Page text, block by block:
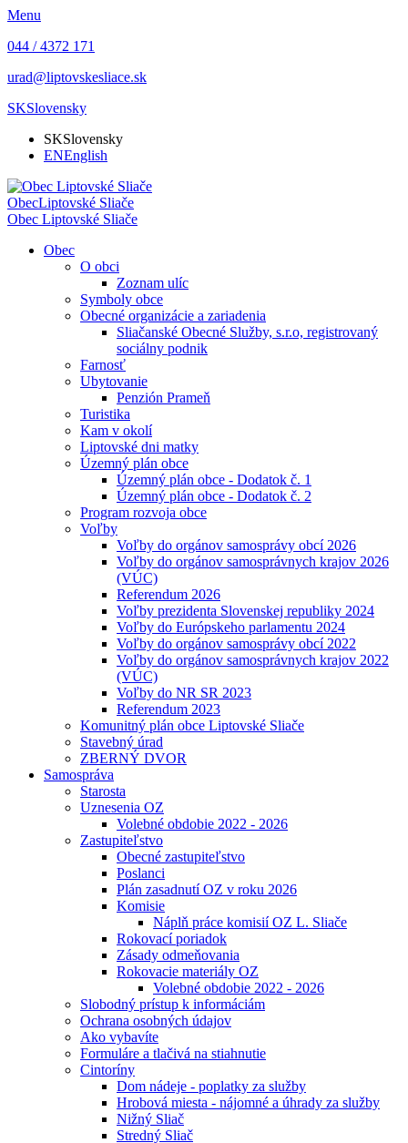
Menu
044 / 4372 171
urad@liptovskesliace.sk
SKSlovensky
SKSlovensky
ENEnglish
ObecLiptovské Sliače
Obec Liptovské Sliače
Obec
O obci
Zoznam ulíc
Symboly obce
Obecné organizácie a zariadenia
Sliačanské Obecné Služby, s.r.o, registrovaný
sociálny podnik
Farnosť
Ubytovanie
Penzión Prameň
Turistika
Kam v okolí
Liptovské dni matky
Územný plán obce
Územný plán obce - Dodatok č. 1
Územný plán obce - Dodatok č. 2
Program rozvoja obce
Voľby
Voľby do orgánov samosprávy obcí 2026
Voľby do orgánov samosprávnych krajov 2026
(VÚC)
Referendum 2026
Voľby prezidenta Slovenskej republiky 2024
Voľby do Európskeho parlamentu 2024
Voľby do orgánov samosprávy obcí 2022
Voľby do orgánov samosprávnych krajov 2022
(VÚC)
Voľby do NR SR 2023
Referendum 2023
Komunitný plán obce Liptovské Sliače
Stavebný úrad
ZBERNÝ DVOR
Samospráva
Starosta
Uznesenia OZ
Volebné obdobie 2022 - 2026
Zastupiteľstvo
Obecné zastupiteľstvo
Poslanci
Plán zasadnutí OZ v roku 2026
Komisie
Náplň práce komisií OZ L. Sliače
Rokovací poriadok
Zásady odmeňovania
Rokovacie materiály OZ
Volebné obdobie 2022 - 2026
Slobodný prístup k informáciám
Ochrana osobných údajov
Ako vybavíte
Formuláre a tlačivá na stiahnutie
Cintoríny
Dom nádeje - poplatky za služby
Hrobová miesta - nájomné a úhrady za služby
Nižný Sliač
Stredný Sliač